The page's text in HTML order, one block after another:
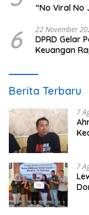
“No Viral No
6 22 November
DPRD Gelar
Keuangan
Berita Terbaru
7
7